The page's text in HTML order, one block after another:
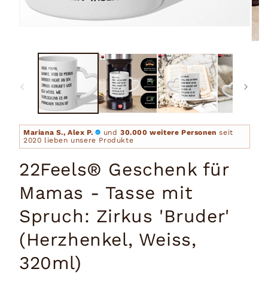
Modal
Mariana S., Alex P. und 30.000 weitere Personen seit
2020 lieben unsere Produkte
22Feels® Geschenk für
Mamas - Tasse mit
Spruch: Zirkus 'Bruder'
(Herzhenkel, Weiss,
320ml)